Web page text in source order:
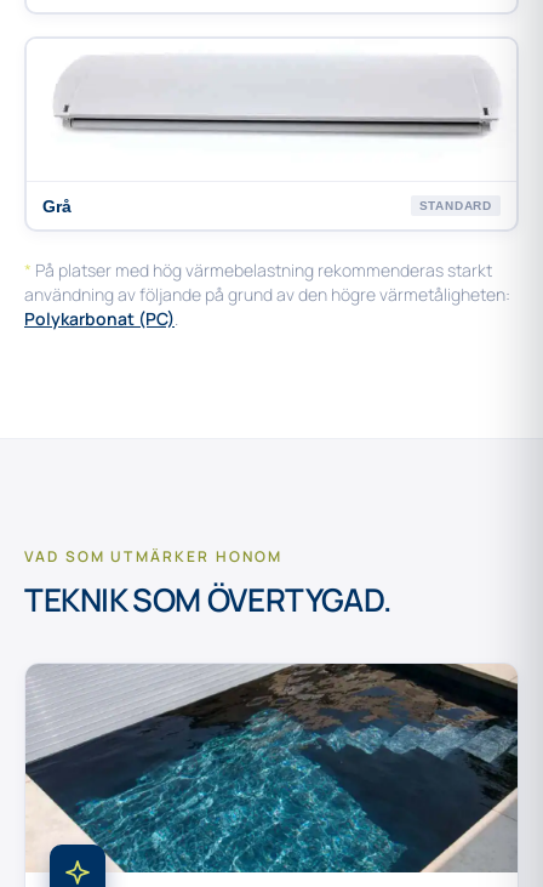
Grå STANDARD
* På platser med hög värmebelastning rekommenderas starkt
användning av följande på grund av den högre värmetåligheten:
Polykarbonat (PC).
VAD SOM UTMÄRKER HONOM
TEKNIK SOMÖVERTYGAD.